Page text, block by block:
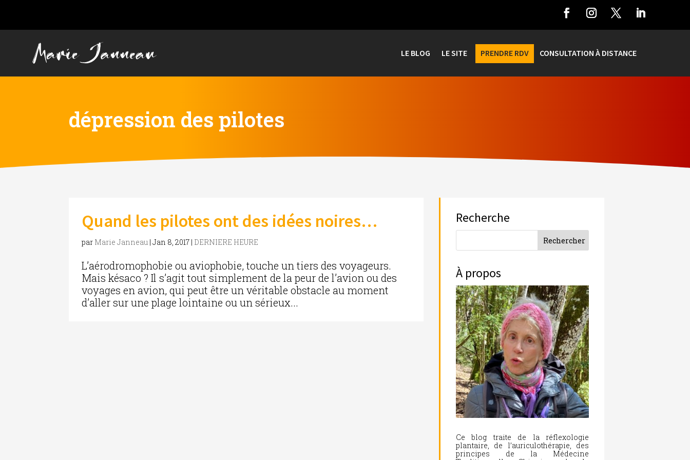
LE BLOG LE SITE PRENDRE RDV CONSULTATION À DISTANCE
dépression des pilotes
Quand les pilotes ont des idées noires…
par Marie Janneau |Jan 8, 2017 | DERNIERE HEURE
L’aérodromophobie ou aviophobie, touche un tiers des voyageurs.
Mais késaco ? Il s’agit tout simplement de la peur de l’avion ou des
voyages en avion, qui peut être un véritable obstacle au moment
d’aller sur une plage lointaine ou un sérieux...
Recherche
À propos
Ce blog traite de la réflexologie
plantaire, de l’auriculothérapie, des
principes de la Médecine